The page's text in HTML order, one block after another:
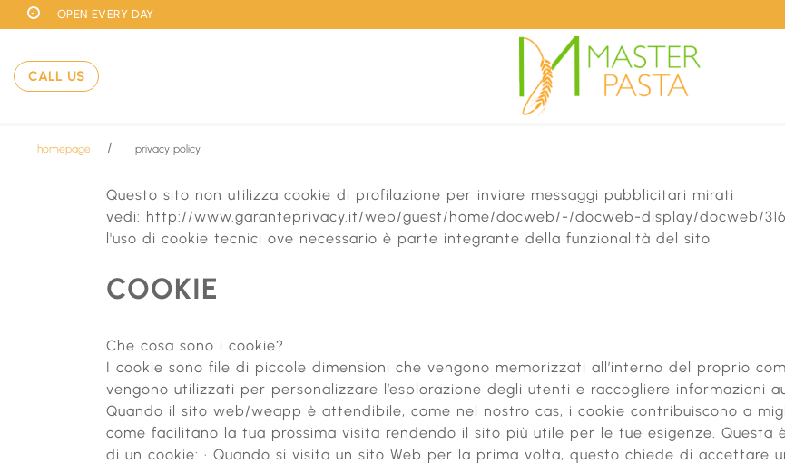
OPEN EVERY DAY
CALL US
homepage privacy policy
Questo sito non utilizza cookie di profilazione per inviare messaggi pubblicitari mirati
vedi: http://www.garanteprivacy.it/web/guest/home/docweb/-/docweb-display/docweb/
l'uso di cookie tecnici ove necessario è parte integrante della funzionalità del sito
COOKIE
Che cosa sono i cookie?
I cookie sono file di piccole dimensioni che vengono memorizzati all’interno del proprio
vengono utilizzati per personalizzare l’esplorazione degli utenti e raccogliere informazioni
Quando il sito web/weapp è attendibile, come nel nostro cas, i cookie contribuiscono a
come facilitano la tua prossima visita rendendo il sito più utile per le tue esigenze. Questa
di un cookie: · Quando si visita un sito Web per la prima volta, questo chiede di accettare